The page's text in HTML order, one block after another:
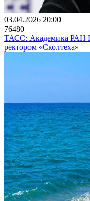
03.04.2026 20:00
76480
ТАСС: Академика РАН
ректором «Сколтеха»